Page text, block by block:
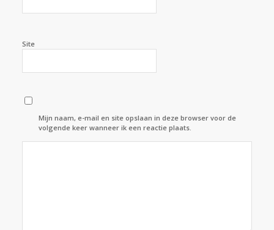
Site
Mijn naam, e-mail en site opslaan in deze browser voor de
volgende keer wanneer ik een reactie plaats.